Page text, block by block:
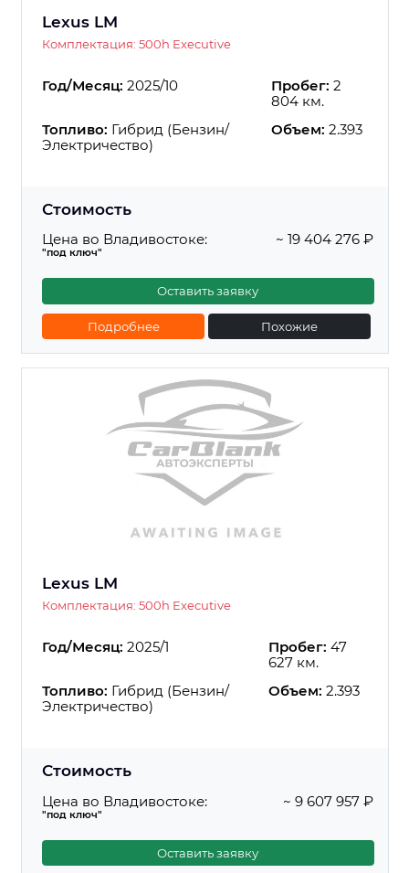
Lexus LM
Комплектация: 500h Executive
Год/Месяц: 2025/10 Пробег: 2
804 км.
Топливо: Гибрид (Бензин/
Электричество)
Объем: 2.393
Стоимость
Цена во Владивостоке:
"под ключ"
~ 19 404 276 ₽
Оставить заявку
Подробнее Похожие
Lexus LM
Комплектация: 500h Executive
Год/Месяц: 2025/1 Пробег: 47
627 км.
Топливо: Гибрид (Бензин/
Электричество)
Объем: 2.393
Стоимость
Цена во Владивостоке:
"под ключ"
~ 9 607 957 ₽
Оставить заявку